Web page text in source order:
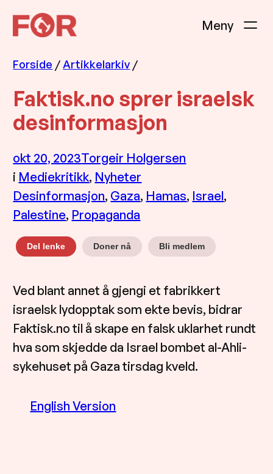
Hopp
til
Forside /Artikkelarkiv /
Faktisk.no sprer israelsk
desinformasjon
okt 20, 2023Torgeir Holgersen
i Mediekritikk, Nyheter
Desinformasjon, Gaza, Hamas, Israel
Palestine, Propaganda
Del lenke Doner nå Bli medlem
Ved blant annet å gjengi et fabrikkert
israelsk lydopptak som ekte bevis, bidrar
Faktisk.no til å skape en falsk uklarhet rundt
hva som skjedde da Israel bombet al-Ahli-
sykehuset på Gaza tirsdag kveld.
English Version